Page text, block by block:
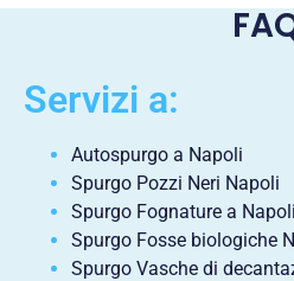
Servizi a:
Autospurgo a Napoli
Spurgo Pozzi Neri Napoli
Spurgo Fognature a Napoli
Spurgo Fosse biologiche
Spurgo Vasche di